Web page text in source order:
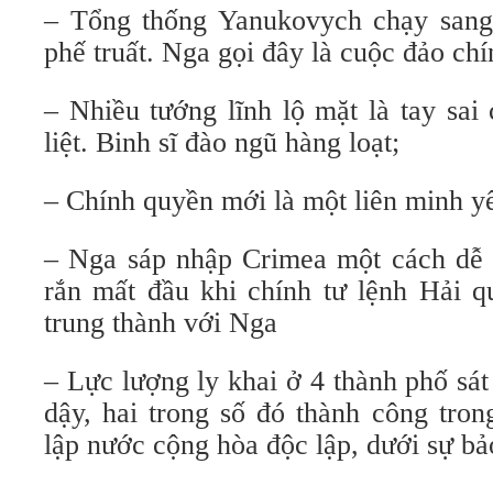
– Tổng thống Yanukovych chạy
phế truất. Nga gọi đây là cuộc đảo
– Nhiều tướng lĩnh lộ mặt là tay sai
liệt. Binh sĩ đào ngũ hàng loạt;
– Chính quyền mới là một liên minh
– Nga sáp nhập Crimea một cách
rắn mất đầu khi chính tư lệnh Hải
trung thành với Nga
– Lực lượng ly khai ở 4 thành phố
dậy, hai trong số đó thành công
lập nước cộng hòa độc lập, dưới sự